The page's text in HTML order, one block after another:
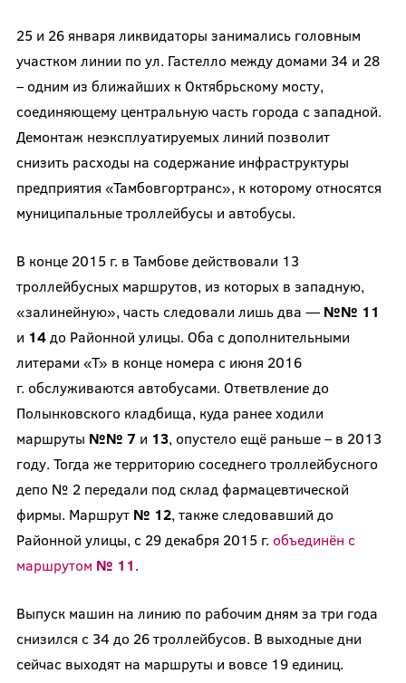
25 и 26 января ликвидаторы занимались головным
участком линии по ул. Гастелло между домами 34 и 28
– одним из ближайших к Октябрьскому мосту,
соединяющему центральную часть города с западной.
Демонтаж неэксплуатируемых линий позволит
снизить расходы на содержание инфраструктуры
предприятия «Тамбовгортранс», к которому относятся
муниципальные троллейбусы и автобусы.
В конце 2015 г. в Тамбове действовали 13
троллейбусных маршрутов, из которых в западную,
«залинейную», часть следовали лишь два — №№ 11
и 14до Районной улицы. Оба с дополнительными
литерами «Т» в конце номера с июня 2016
г. обслуживаются автобусами. Ответвление до
Полынковского кладбища, куда ранее ходили
маршруты №№ 7 и 13, опустело ещё раньше – в 2013
году. Тогда же территорию соседнего троллейбусного
депо № 2 передали под склад фармацевтической
фирмы. Маршрут № 12, также следовавший до
Районной улицы, с 29 декабря 2015 г. объединён с
маршрутом № 11.
Выпуск машин на линию по рабочим дням за три года
снизился с 34 до 26 троллейбусов. В выходные дни
сейчас выходят на маршруты и вовсе 19 единиц.